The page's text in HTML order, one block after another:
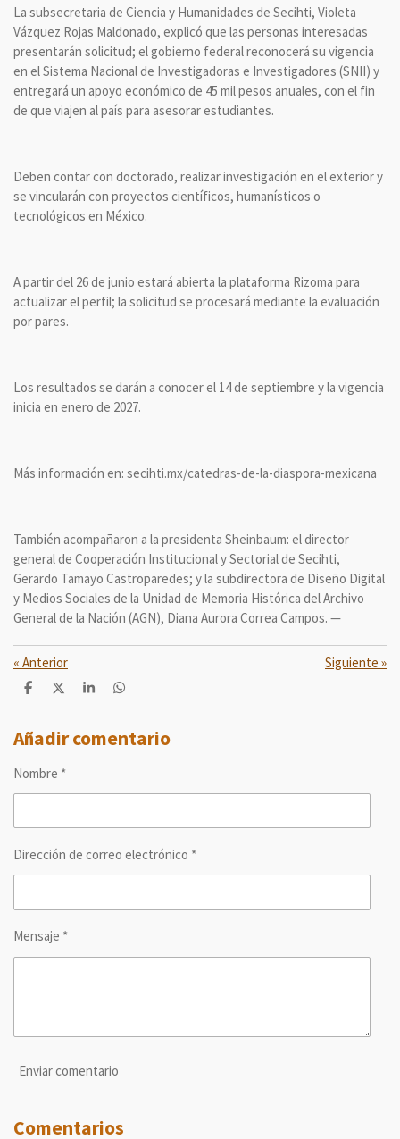
La subsecretaria de Ciencia y Humanidades de Secihti, Violeta
Vázquez Rojas Maldonado, explicó que las personas interesadas
presentarán solicitud; el gobierno federal reconocerá su vigencia
en el Sistema Nacional de Investigadoras e Investigadores (SNII) y
entregará un apoyo económico de 45 mil pesos anuales, con el fin
de que viajen al país para asesorar estudiantes.
Deben contar con doctorado, realizar investigación en el exterior y
se vincularán con proyectos científicos, humanísticos o
tecnológicos en México.
A partir del 26 de junio estará abierta la plataforma Rizoma para
actualizar el perfil; la solicitud se procesará mediante la evaluación
por pares.
Los resultados se darán a conocer el 14 de septiembre y la vigencia
inicia en enero de 2027.
Más información en: secihti.mx/catedras-de-la-diaspora-mexicana
También acompañaron a la presidenta Sheinbaum: el director
general de Cooperación Institucional y Sectorial de Secihti,
Gerardo Tamayo Castroparedes; y la subdirectora de Diseño Digital
y Medios Sociales de la Unidad de Memoria Histórica del Archivo
General de la Nación (AGN), Diana Aurora Correa Campos. —
« Anterior Siguiente »
C
p
a
t
C
p
a
C
p
a
C
p
a
Añadir comentario
Nombre *
Dirección de correo electrónico *
Mensaje *
Enviar comentario
Comentarios